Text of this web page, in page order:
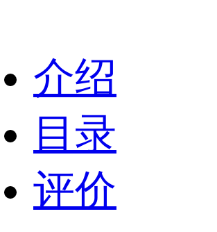
介绍
目录
评价